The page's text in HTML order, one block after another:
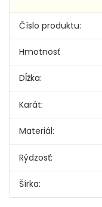
Číslo produktu:
Hmotnosť
Dĺžka:
Karát:
Materiál:
Rýdzosť:
Šírka: